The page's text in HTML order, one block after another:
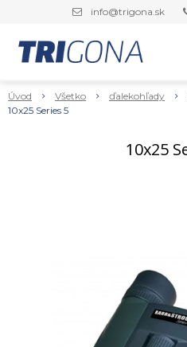
info@trigona.sk
Úvod Všetko ďalekohľady
10x25 Series 5
10x25